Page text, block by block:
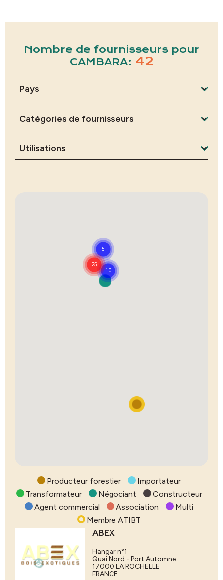
Nombre de fournisseurs pour
CAMBARA: 42
Producteur forestier
Importateur
Transformateur
Négociant
Constructeur
Agent commercial
Association
Multi
Membre ATIBT
ABEX
Hangar n°1
Quai Nord - Port Automne
17000 LA ROCHELLE
FRANCE